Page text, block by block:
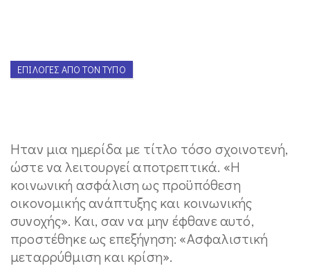
ΕΠΙΛΟΓΈΣ ΑΠΌ ΤΟΝ ΤΎΠΟ
Ηταν μια ημερίδα με τίτλο τόσο σχοινοτενή,
ώστε να λειτουργεί αποτρεπτικά. «Η
κοινωνική ασφάλιση ως προϋπόθεση
οικονομικής ανάπτυξης και κοινωνικής
συνοχής». Και, σαν να μην έφθανε αυτό,
προστέθηκε ως επεξήγηση: «Ασφαλιστική
μεταρρύθμιση και κρίση».